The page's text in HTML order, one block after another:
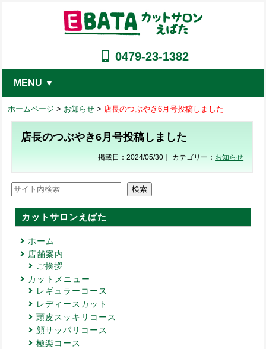
0479-23-1382
MENU ▼
ホームページ > お知らせ > 店長のつぶやき6月号投稿しました
店長のつぶやき6月号投稿しました
掲載日：2024/05/30｜ カテゴリー： お知らせ
検索 検索
カットサロンえばた
ホーム
店舗案内
ご挨拶
カットメニュー
レギュラーコース
レディースカット
頭皮スッキリコース
顔サッパリコース
極楽コース